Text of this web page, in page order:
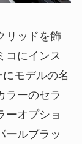
リッドを飾
コにインス
モデルの名
ラーのセラ
ーオプショ
ールブラッ